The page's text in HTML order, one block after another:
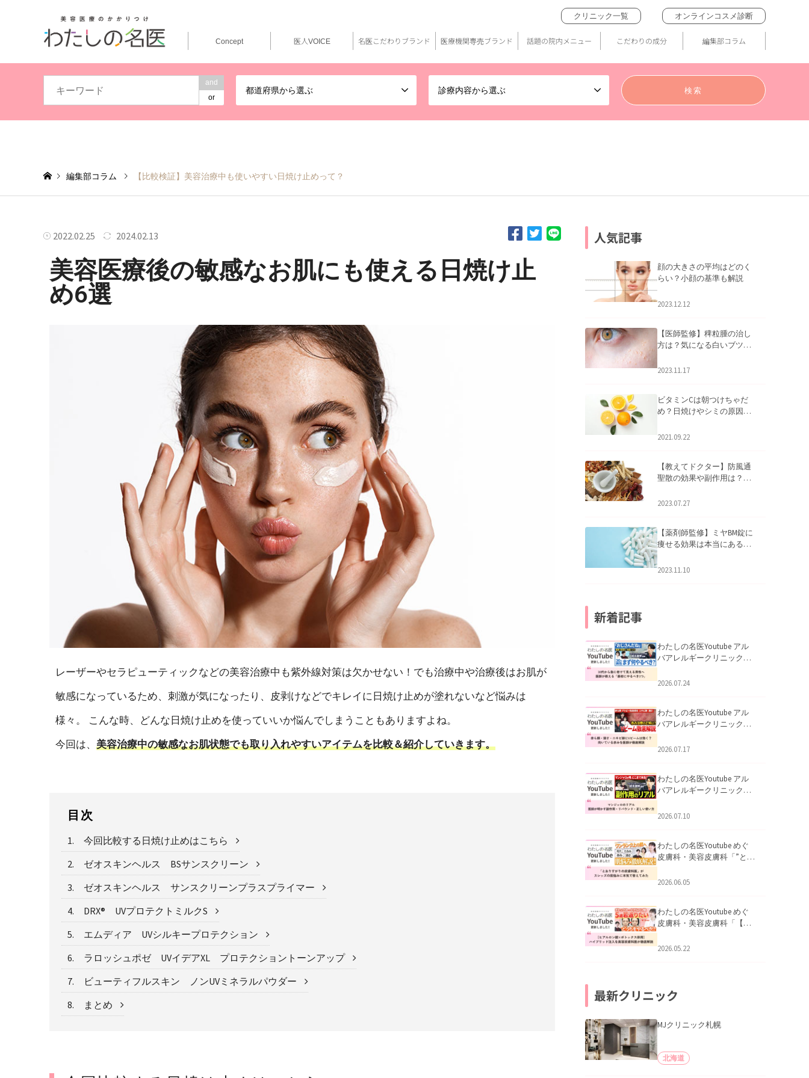
and
or
都道府県から選ぶ 診療内容から選ぶ
クリニック一覧 オンラインコスメ診断
Concept 医人VOICE 名医こだわりブランド 医療機関専売ブランド 話題の院内メニュー こだわりの成分 編集部コラム
編集部コラム 【比較検証】美容治療中も使いやすい日焼け止めって？
2022.02.25 2024.02.13
美容医療後の敏感なお肌にも使える日焼け止
め6選
レーザーやセラピューティックなどの美容治療中も紫外線対策は欠かせない！でも治療中や治療後はお肌が
敏感になっているため、刺激が気になったり、皮剥けなどでキレイに日焼け止めが塗れないなど悩みは
様々。 こんな時、どんな日焼け止めを使っていいか悩んでしまうこともありますよね。
今回は、 美容治療中の敏感なお肌状態でも取り入れやすいアイテムを比較＆紹介していきます。
目次
1. 今回比較する日焼け止めはこちら
2. ゼオスキンヘルス BSサンスクリーン
3. ゼオスキンヘルス サンスクリーンプラスプライマー
4. DRX® UVプロテクトミルクS
5. エムディア UVシルキープロテクション
6. ラロッシュポゼ UVイデアXL プロテクショントーンアップ
7. ビューティフルスキン ノンUVミネラルパウダー
8. まとめ
人気記事
顔の大きさの平均はどのく
らい？小顔の基準も解説
2023.12.12
【医師監修】稗粒腫の治し
方は？気になる白いブツブ
アについて
2023.11.17
ビタミンCは朝つけちゃだ
め？日焼けやシミの原因に
2021.09.22
【教えてドクター】防風通
聖散の効果や副作用は？長
2023.07.27
【薬剤師監修】ミヤBM錠に
痩せる効果は本当にある
2023.11.10
新着記事
わたしの名医Youtube アル
バアレルギークリニック札
える男性へ｜医師が教える
2026.07.24
わたしの名医Youtube アル
バアレルギークリニック札
跡にVビームは効く？向いて
2026.07.17
わたしの名医Youtube アル
バアレルギークリニック札
医師が明かす副作用・リバ
2026.07.10
わたしの名医Youtube めぐ
皮膚科・美容皮膚科「”とお
ッズの肌悩みに本気で答え
2026.06.05
わたしの名医Youtube めぐ
皮膚科・美容皮膚科「【ヒ
用】ハイブリッド注入を美
2026.05.22
最新クリニック
MJクリニック札幌
北海道